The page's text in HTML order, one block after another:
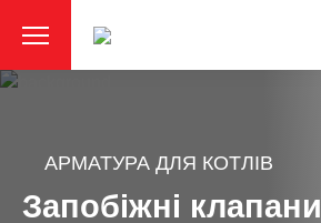
АРМАТУРА ДЛЯ КОТЛІВ
Запобіжні клапани